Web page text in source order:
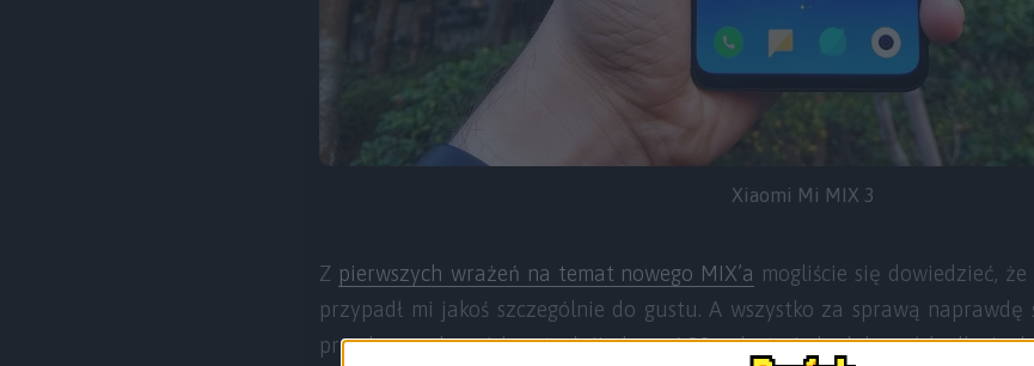
Xiaomi Mi MIX 3
Z pierwszych wrażeń na temat nowego MIX’a mogliście się dowiedzieć,
przypadł mi jakoś szczególnie do gustu. A wszystko za sprawą
przy bezramkowej konstrukcji ekran 6,39 cala to jednak kawał bydlęcia,